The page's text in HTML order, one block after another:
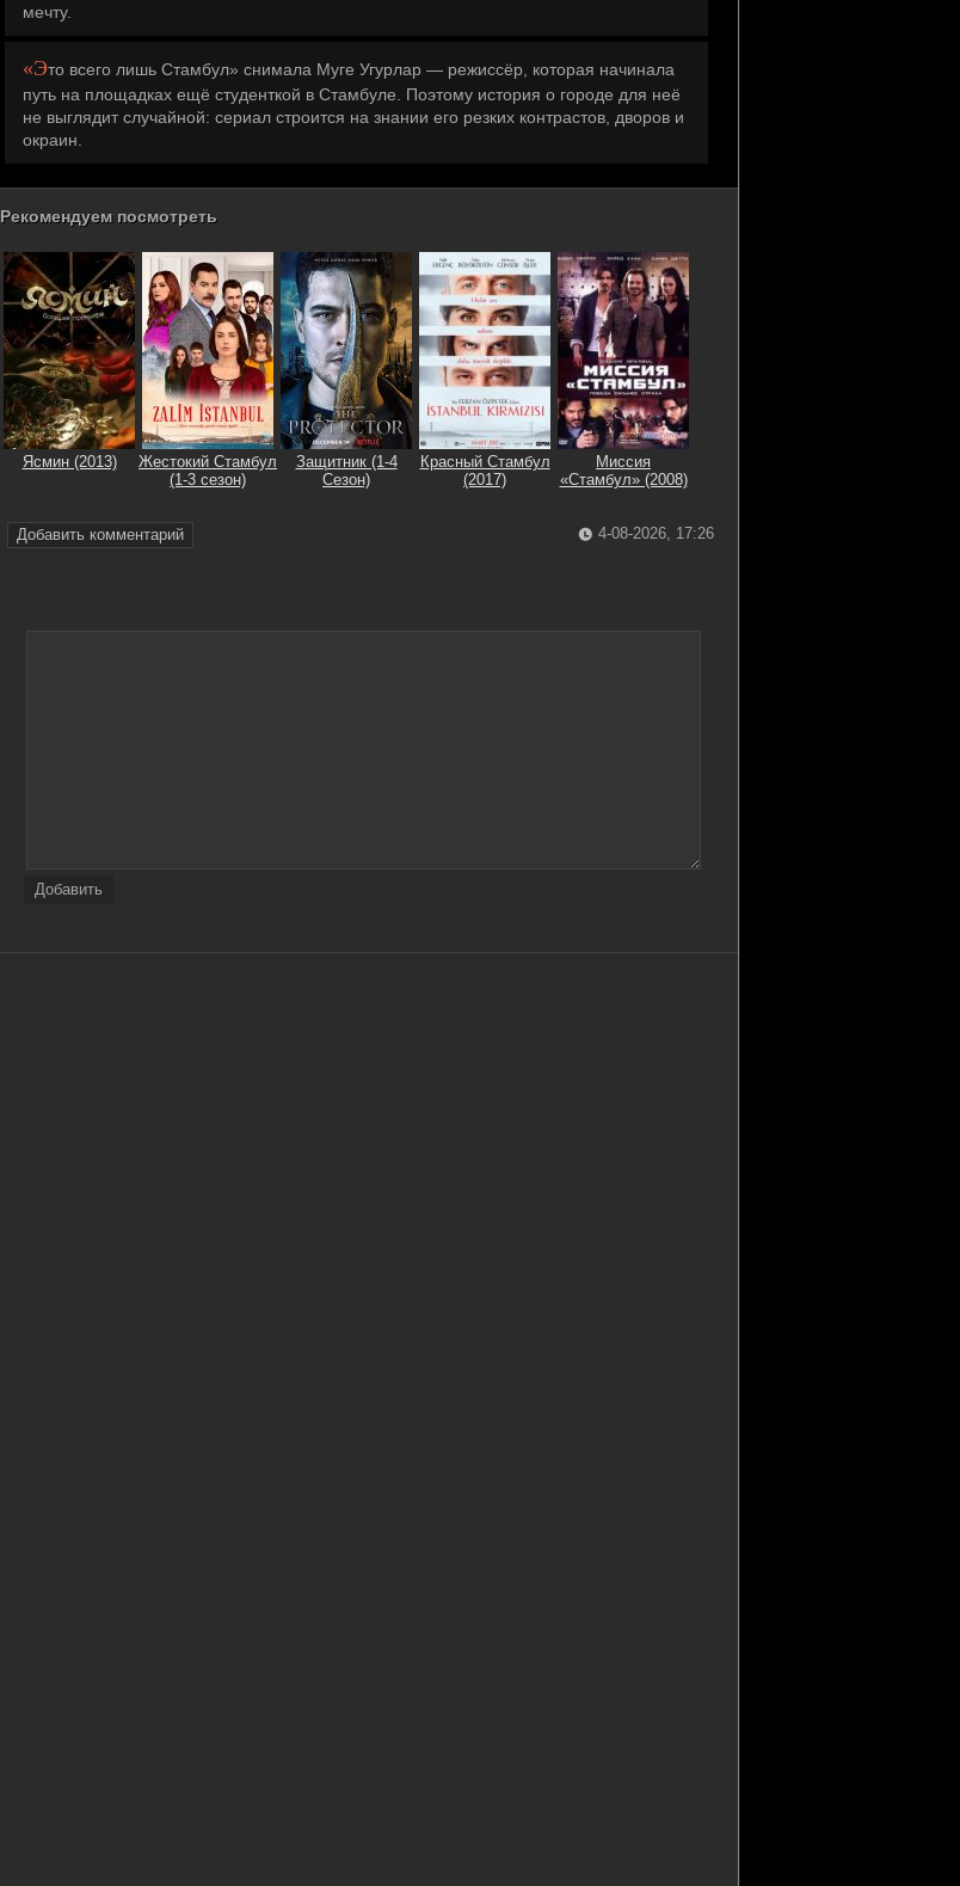
мечту.
«Это всего лишь Стамбул» снимала Муге Угурлар — режиссёр, которая начинала
путь на площадках ещё студенткой в Стамбуле. Поэтому история о городе для неё
не выглядит случайной: сериал строится на знании его резких контрастов, дворов и
окраин.
Рекомендуем посмотреть
Ясмин (2013)
Жестокий Стамбул
(1-3 сезон)
Защитник (1-4
Сезон)
Красный Стамбул
(2017)
Миссия
«Стамбул» (2008)
Добавить комментарий 4-08-2026, 17:26
Добавить